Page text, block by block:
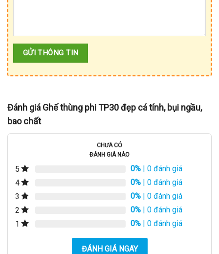
Đánh giá Ghế thùng phi TP30 đẹp cá tính, bụi ngầu,
bao chất
CHƯA CÓ
ĐÁNH GIÁ NÀO
5 0% | 0 đánh giá
4
0% | 0 đánh giá
3
0% | 0 đánh giá
2
0% | 0 đánh giá
1
0% | 0 đánh giá
ĐÁNH GIÁ NGAY